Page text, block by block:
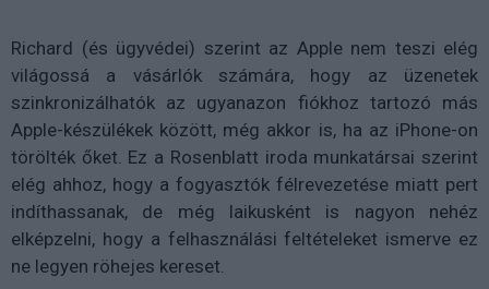
Richard (és ügyvédei) szerint az Apple nem teszi elég
világossá a vásárlók számára, hogy az üzenetek
szinkronizálhatók az ugyanazon fiókhoz tartozó más
Apple-készülékek között, még akkor is, ha az iPhone-on
törölték őket. Ez a Rosenblatt iroda munkatársai szerint
elég ahhoz, hogy a fogyasztók félrevezetése miatt pert
indíthassanak, de még laikusként is nagyon nehéz
elképzelni, hogy a felhasználási feltételeket ismerve ez
ne legyen röhejes kereset.